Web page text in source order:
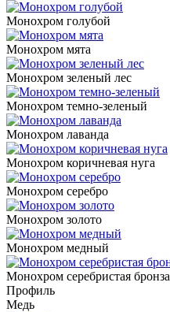
Монохром голубой
Монохром мята
Монохром зеленый лес
Монохром темно-зеленый
Монохром лаванда
Монохром коричневая нуга
Монохром серебро
Монохром золото
Монохром медный
Монохром серебристая бронза
Профиль
Медь